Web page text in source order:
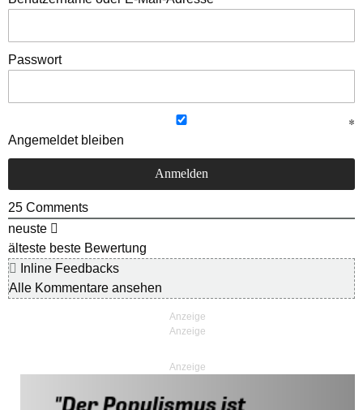
Passwort
Angemeldet bleiben
25 Comments
neuste
älteste beste Bewertung
Inline Feedbacks
Alle Kommentare ansehen
Anzeige